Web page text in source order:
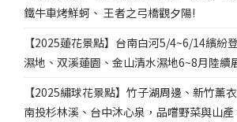
鐵牛車烤鮮蚵、 王者之弓橋觀夕陽!
【2025蓮花景點】台南白河5/4~6/14繽紛
濕地、双溪蓮園、金山清水濕地6~8月陸續
【2025繡球花景點】竹子湖周邊、新竹薰
南投杉林溪、台中沐心泉，品嚐野菜與山